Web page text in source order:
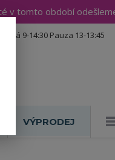
v tomto období
Pá 9-14:30 Pauza 13-13:45
VÝPRODEJ